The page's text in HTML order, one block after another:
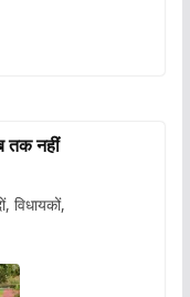
तक नहीं
विधायकों,